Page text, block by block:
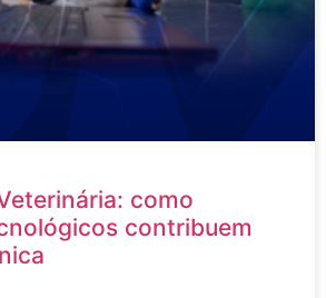
como
contribuem